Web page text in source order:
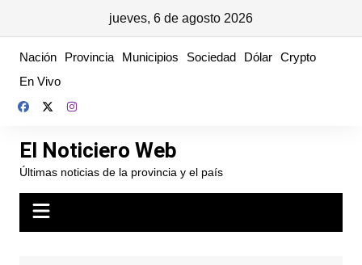
jueves, 6 de agosto 2026
content
Nación Provincia Municipios Sociedad Dólar Crypto
En Vivo
El Noticiero Web
Últimas noticias de la provincia y el país